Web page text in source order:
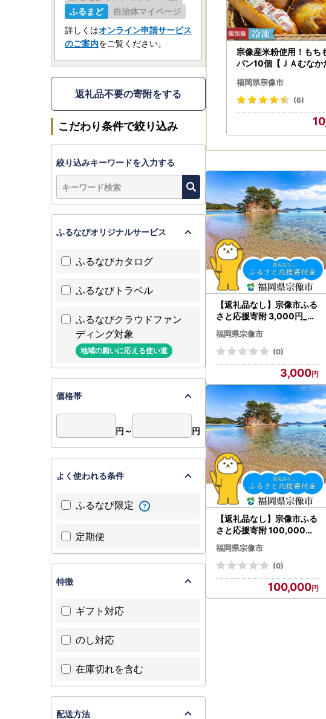
宗像産米粉使用！もち
パン10個【ＪＡむな
641
福岡県宗像市
(6)
【返礼品なし】宗像市ふる
さと応援寄附 3,000円_H
A1796
福岡県宗像市
(0)
3,000
【返礼品なし】宗像市ふる
さと応援寄附 100,000円_
HA1800
福岡県宗像市
(0)
100,000
ふるまど
自治体マイページ
詳しくはオンライン申請サービス
のご案内をご覧ください。
返礼品不要の寄附をする
こだわり条件で絞り込み
絞り込みキーワードを入力する
ふるなびオリジナルサービス
ふるなびカタログ
ふるなびトラベル
ふるなびクラウドファン
ディング対象
地域の願いに応える使い道
価格帯
円～ 円
よく使われる条件
ふるなび限定
定期便
特徴
ギフト対応
のし対応
在庫切れを含む
配送方法